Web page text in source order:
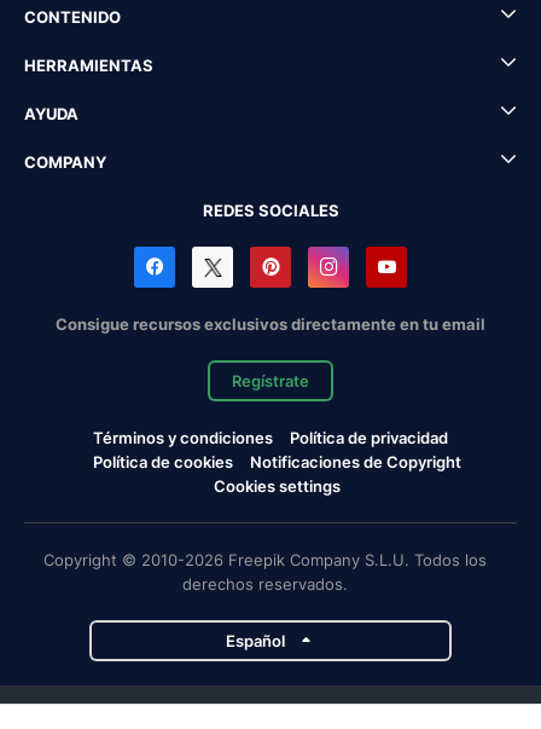
CONTENIDO
HERRAMIENTAS
AYUDA
COMPANY
REDES SOCIALES
Consigue recursos exclusivos directamente en tu email
Regístrate
Términos y condiciones
Política de privacidad
Política de cookies
Notificaciones de Copyright
Cookies settings
Copyright © 2010-2026 Freepik Company S.L.U. Todos los
derechos reservados.
Español